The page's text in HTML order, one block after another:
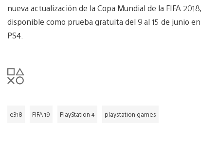
nueva actualización de la Copa Mundial de la FIFA 2018,
disponible como prueba gratuita del 9 al 15 de junio en
PS4.
e318 FIFA 19 PlayStation 4 playstation games